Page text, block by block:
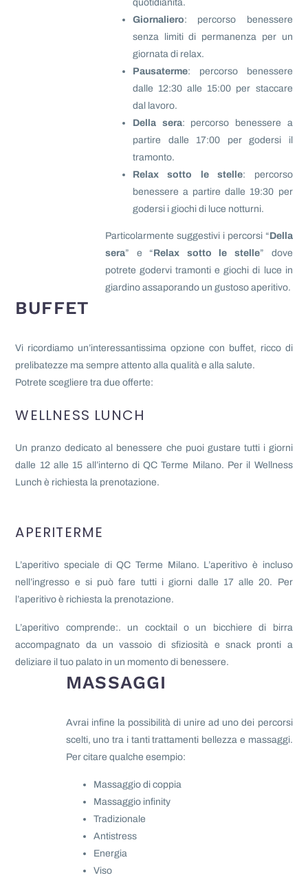
quotidianità.
Giornaliero: percorso benessere
senza limiti di permanenza per un
giornata di relax.
Pausaterme: percorso benessere
dalle 12:30 alle 15:00 per staccare
dal lavoro.
Della sera: percorso benessere a
partire dalle 17:00 per godersi il
tramonto.
Relax sotto le stelle: percorso
benessere a partire dalle 19:30 per
godersi i giochi di luce notturni.
Particolarmente suggestivi i percorsi “Della
sera” e “Relax sotto le stelle” dove
potrete godervi tramonti e giochi di luce in
giardino assaporando un gustoso aperitivo.
BUFFET
Vi ricordiamo un’interessantissima opzione con buffet, ricco di
prelibatezze ma sempre attento alla qualità e alla salute.
Potrete scegliere tra due offerte:
WELLNESS LUNCH
Un pranzo dedicato al benessere che puoi gustare tutti i giorni
dalle 12 alle 15 all’interno di QC Terme Milano. Per il Wellness
Lunch è richiesta la prenotazione.
APERITERME
L’aperitivo speciale di QC Terme Milano. L’aperitivo è incluso
nell’ingresso e si può fare tutti i giorni dalle 17 alle 20. Per
l’aperitivo è richiesta la prenotazione.
L’aperitivo comprende:. un cocktail o un bicchiere di birra
accompagnato da un vassoio di sfiziosità e snack pronti a
deliziare il tuo palato in un momento di benessere.
MASSAGGI
Avrai infine la possibilità di unire ad uno dei percorsi
scelti, uno tra i tanti trattamenti bellezza e massaggi.
Per citare qualche esempio:
Massaggio di coppia
Massaggio infinity
Tradizionale
Antistress
Energia
Viso